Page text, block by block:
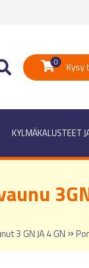
0 Kysy
KYLMÄKALUSTEET
3 GN JA 4 GN »